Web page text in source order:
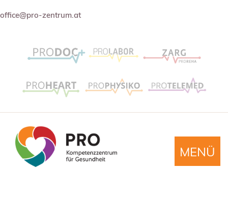
office@pro-zentrum.at
MENÜ